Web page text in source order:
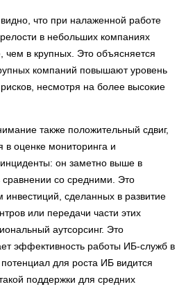
что при налаженной работе
в небольших компаниях
чем в крупных. Это объясняется
компаний повышают уровень
несмотря на более высокие
также положительный сдвиг,
в оценке мониторинга и
он заметно выше в
сравнении со средними. Это
инвестиций, сделанных в развитие
или передачи части этих
аутсорсинг. Это
эффективность работы ИБ-служб в
для роста ИБ видится
поддержки для средних